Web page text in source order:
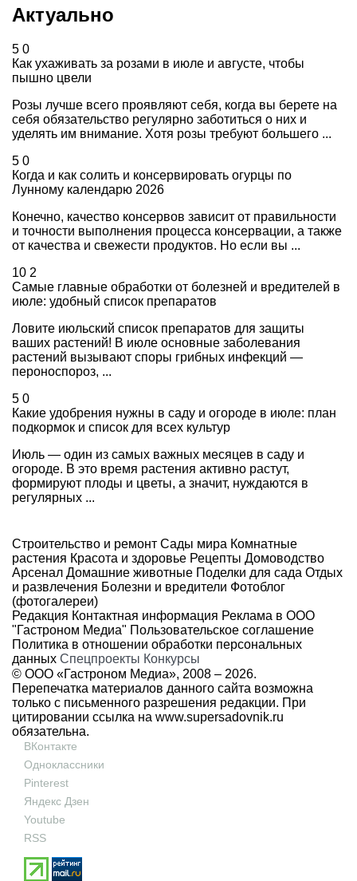
Актуально
5 0
Как ухаживать за розами в июле и августе, чтобы
пышно цвели
Розы лучше всего проявляют себя, когда вы берете на
себя обязательство регулярно заботиться о них и
уделять им внимание. Хотя розы требуют большего ...
5 0
Когда и как солить и консервировать огурцы по
Лунному календарю 2026
Конечно, качество консервов зависит от правильности
и точности выполнения процесса консервации, а также
от качества и свежести продуктов. Но если вы ...
10 2
Самые главные обработки от болезней и вредителей в
июле: удобный список препаратов
Ловите июльский список препаратов для защиты
ваших растений! В июле основные заболевания
растений вызывают споры грибных инфекций —
пероноспороз, ...
5 0
Какие удобрения нужны в саду и огороде в июле: план
подкормок и список для всех культур
Июль — один из самых важных месяцев в саду и
огороде. В это время растения активно растут,
формируют плоды и цветы, а значит, нуждаются в
регулярных ...
Строительство и ремонт Сады мира Комнатные
растения Красота и здоровье Рецепты Домоводство
Арсенал Домашние животные Поделки для сада Отдых
и развлечения Болезни и вредители Фотоблог
(фотогалереи)
Редакция Контактная информация Реклама в ООО
"Гастроном Медиа" Пользовательское соглашение
Политика в отношении обработки персональных
данных Спецпроекты Конкурсы
© ООО «Гастроном Медиа», 2008 – 2026.
Перепечатка материалов данного сайта возможна
только с письменного разрешения редакции. При
цитировании ссылка на www.supersadovnik.ru
обязательна.
ВКонтакте
Одноклассники
Pinterest
Яндекс Дзен
Youtube
RSS